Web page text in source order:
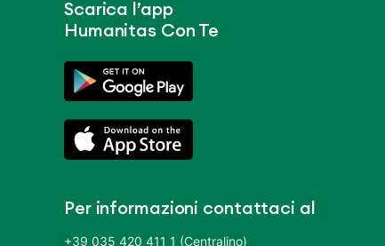
Scarica l’app
Humanitas Con Te
Per informazioni contattaci al
+39 035 420 411 1 (Centralino)